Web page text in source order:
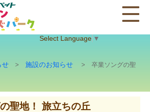
Select Language ▼
せ >施設のお知らせ > 卒業ソングの聖
聖地！ 旅立ちの丘